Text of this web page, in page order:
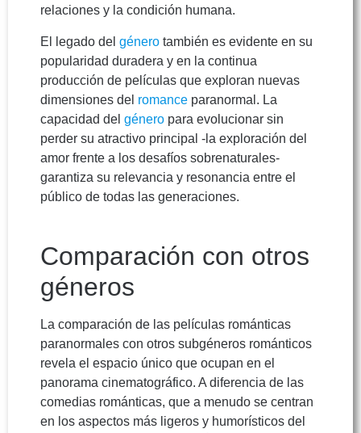
relaciones y la condición humana.
El legado del género también es evidente en su
popularidad duradera y en la continua
producción de películas que exploran nuevas
dimensiones del romance paranormal. La
capacidad del género para evolucionar sin
perder su atractivo principal -la exploración del
amor frente a los desafíos sobrenaturales-
garantiza su relevancia y resonancia entre el
público de todas las generaciones.
Comparación con otros
géneros
La comparación de las películas románticas
paranormales con otros subgéneros románticos
revela el espacio único que ocupan en el
panorama cinematográfico. A diferencia de las
comedias románticas, que a menudo se centran
en los aspectos más ligeros y humorísticos del